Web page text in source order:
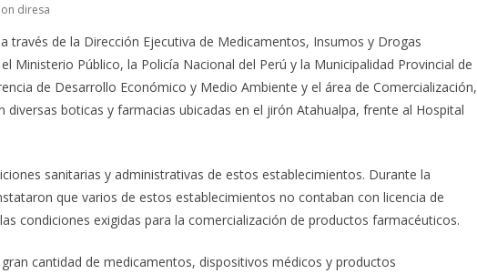
diresa
través de la Dirección Ejecutiva de Medicamentos, Insumos y Drogas
Ministerio Público, la Policía Nacional del Perú y la Municipalidad Provincial de
de Desarrollo Económico y Medio Ambiente y el área de Comercialización,
boticas y farmacias ubicadas en el jirón Atahualpa, frente al Hospital
sanitarias y administrativas de estos establecimientos. Durante la
que varios de estos establecimientos no contaban con licencia de
condiciones exigidas para la comercialización de productos farmacéuticos.
cantidad de medicamentos, dispositivos médicos y productos